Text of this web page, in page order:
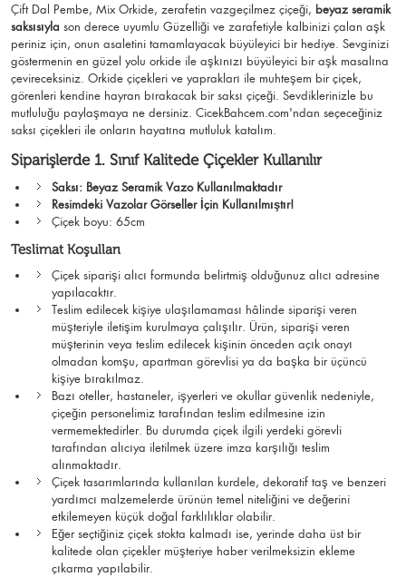
Çift Dal Pembe, Mix Orkide, zerafetin vazgeçilmez çiçeği, beyaz seramik
saksısıyla son derece uyumlu Güzelliği ve zarafetiyle kalbinizi çalan aşk
periniz için, onun asaletini tamamlayacak büyüleyici bir hediye. Sevginizi
göstermenin en güzel yolu orkide ile aşkınızı büyüleyici bir aşk masalına
çevireceksiniz. Orkide çiçekleri ve yaprakları ile muhteşem bir çiçek,
görenleri kendine hayran bırakacak bir saksı çiçeği. Sevdiklerinizle bu
mutluluğu paylaşmaya ne dersiniz. CicekBahcem.com'ndan seçeceğiniz
saksı çiçekleri ile onların hayatına mutluluk katalım.
Siparişlerde 1. Sınıf Kalitede Çiçekler Kullanılır
Saksı: Beyaz Seramik Vazo Kullanılmaktadır
Resimdeki Vazolar Görseller İçin Kullanılmıştır!
Çiçek boyu: 65cm
Teslimat Koşulları
Çiçek siparişi alıcı formunda belirtmiş olduğunuz alıcı adresine
yapılacaktır.
Teslim edilecek kişiye ulaşılamaması hâlinde siparişi veren
müşteriyle iletişim kurulmaya çalışılır. Ürün, siparişi veren
müşterinin veya teslim edilecek kişinin önceden açık onayı
olmadan komşu, apartman görevlisi ya da başka bir üçüncü
kişiye bırakılmaz.
Bazı oteller, hastaneler, işyerleri ve okullar güvenlik nedeniyle,
çiçeğin personelimiz tarafından teslim edilmesine izin
vermemektedirler. Bu durumda çiçek ilgili yerdeki görevli
tarafından alıcıya iletilmek üzere imza karşılığı teslim
alınmaktadır.
Çiçek tasarımlarında kullanılan kurdele, dekoratif taş ve benzeri
yardımcı malzemelerde ürünün temel niteliğini ve değerini
etkilemeyen küçük doğal farklılıklar olabilir.
Eğer seçtiğiniz çiçek stokta kalmadı ise, yerinde daha üst bir
kalitede olan çiçekler müşteriye haber verilmeksizin ekleme
çıkarma yapılabilir.